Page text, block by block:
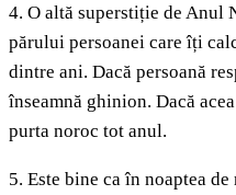
4. O altă superstiție de Anul
părului persoanei care îți
dintre ani. Dacă persoană
înseamnă ghinion. Dacă
purta noroc tot anul.
5. Este bine ca în noaptea